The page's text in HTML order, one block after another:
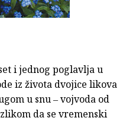
i jednog poglavlja u
iz života dvojice likova
u snu ‒ vojvoda od
da se vremenski